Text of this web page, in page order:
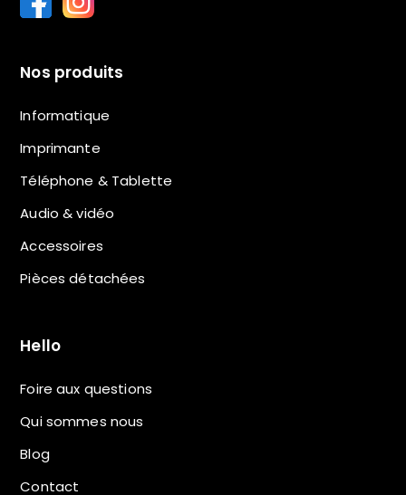
Nos produits
Informatique
Imprimante
Téléphone & Tablette
Audio & vidéo
Accessoires
Pièces détachées
Hello
Foire aux questions
Qui sommes nous
Blog
Contact